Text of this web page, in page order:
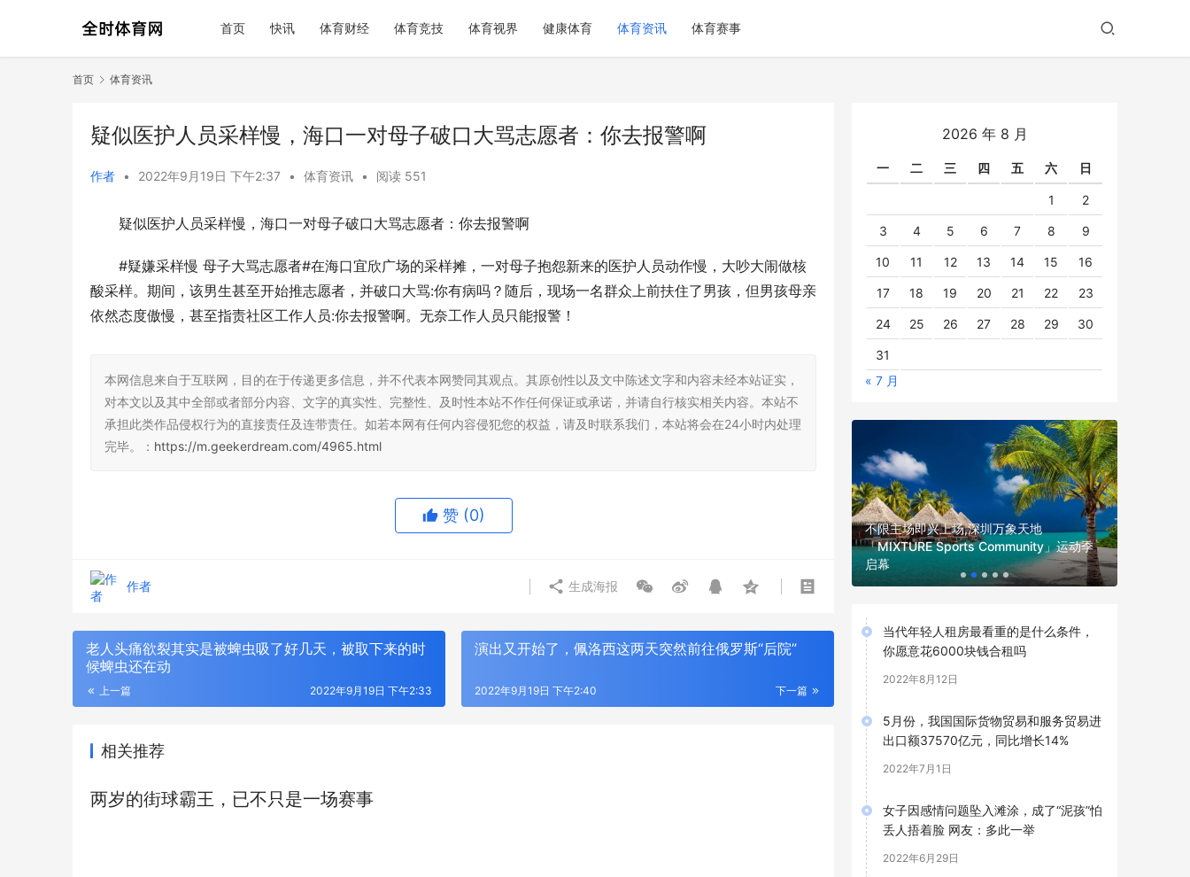
首页 快讯 体育财经 体育竞技 体育视界 健康体育 体育资讯 体育赛事
首页 体育资讯
疑似医护人员采样慢，海口一对母子破口大骂志愿者：你去报警啊
作者 • 2022年9月19日 下午2:37 • 体育资讯 • 阅读 551
疑似医护人员采样慢，海口一对母子破口大骂志愿者：你去报警啊
#疑嫌采样慢 母子大骂志愿者#在海口宜欣广场的采样摊，一对母子抱怨新来的医护人员动作慢，大吵大闹做核
酸采样。期间，该男生甚至开始推志愿者，并破口大骂:你有病吗？随后，现场一名群众上前扶住了男孩，但男孩母亲
依然态度傲慢，甚至指责社区工作人员:你去报警啊。无奈工作人员只能报警！
本网信息来自于互联网，目的在于传递更多信息，并不代表本网赞同其观点。其原创性以及文中陈述文字和内容未经本站证实，
对本文以及其中全部或者部分内容、文字的真实性、完整性、及时性本站不作任何保证或承诺，并请自行核实相关内容。本站不
承担此类作品侵权行为的直接责任及连带责任。如若本网有任何内容侵犯您的权益，请及时联系我们，本站将会在24小时内处理
完毕。： https://m.geekerdream.com/4965.html
赞 (0)
作者 生成海报
老人头痛欲裂其实是被蜱虫吸了好几天，被取下来的时
候蜱虫还在动
上一篇 2022年9月19日 下午2:33
演出又开始了，佩洛西这两天突然前往俄罗斯“后院”
下一篇
2022年9月19日 下午2:40
相关推荐
两岁的街球霸王，已不只是一场赛事
2026 年 8 月
一 二 三 四 五 六 日
1 2
3 4 5 6 7 8 9
10 11 12 13 14 15 16
17 18 19 20 21 22 23
24 25 26 27 28 29 30
31
« 7 月
不限主场即兴上场,深圳万象天地
「MIXTURE Sports Community」运动季
启幕
当代年轻人租房最看重的是什么条件，
你愿意花6000块钱合租吗
2022年8月12日
5月份，我国国际货物贸易和服务贸易进
出口额37570亿元，同比增长14%
2022年7月1日
女子因感情问题坠入滩涂，成了“泥孩”怕
丢人捂着脸 网友：多此一举
2022年6月29日